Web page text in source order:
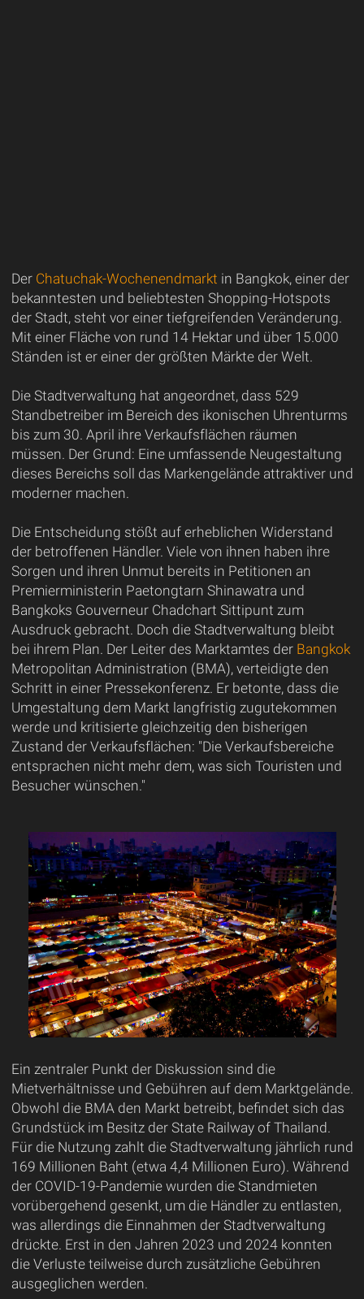
Der Chatuchak-Wochenendmarkt in Bangkok, einer der
bekanntesten und beliebtesten Shopping-Hotspots
der Stadt, steht vor einer tiefgreifenden Veränderung.
Mit einer Fläche von rund 14 Hektar und über 15.000
Ständen ist er einer der größten Märkte der Welt.
Die Stadtverwaltung hat angeordnet, dass 529
Standbetreiber im Bereich des ikonischen Uhrenturms
bis zum 30. April ihre Verkaufsflächen räumen
müssen. Der Grund: Eine umfassende Neugestaltung
dieses Bereichs soll das Markengelände attraktiver und
moderner machen.
Die Entscheidung stößt auf erheblichen Widerstand
der betroffenen Händler. Viele von ihnen haben ihre
Sorgen und ihren Unmut bereits in Petitionen an
Premierministerin Paetongtarn Shinawatra und
Bangkoks Gouverneur Chadchart Sittipunt zum
Ausdruck gebracht. Doch die Stadtverwaltung bleibt
bei ihrem Plan. Der Leiter des Marktamtes der Bangkok
Metropolitan Administration (BMA), verteidigte den
Schritt in einer Pressekonferenz. Er betonte, dass die
Umgestaltung dem Markt langfristig zugutekommen
werde und kritisierte gleichzeitig den bisherigen
Zustand der Verkaufsflächen: "Die Verkaufsbereiche
entsprachen nicht mehr dem, was sich Touristen und
Besucher wünschen."
Ein zentraler Punkt der Diskussion sind die
Mietverhältnisse und Gebühren auf dem Marktgelände.
Obwohl die BMA den Markt betreibt, befindet sich das
Grundstück im Besitz der State Railway of Thailand.
Für die Nutzung zahlt die Stadtverwaltung jährlich rund
169 Millionen Baht (etwa 4,4 Millionen Euro). Während
der COVID-19-Pandemie wurden die Standmieten
vorübergehend gesenkt, um die Händler zu entlasten,
was allerdings die Einnahmen der Stadtverwaltung
drückte. Erst in den Jahren 2023 und 2024 konnten
die Verluste teilweise durch zusätzliche Gebühren
ausgeglichen werden.